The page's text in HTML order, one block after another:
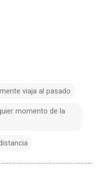
mente viaja al pasado
momento de la